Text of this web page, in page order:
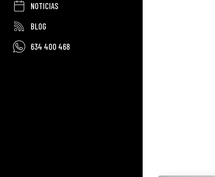
NOTICIAS
BLOG
634 400 468